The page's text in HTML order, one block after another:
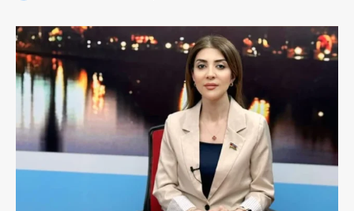
SUBSCRIBE NOW
Company